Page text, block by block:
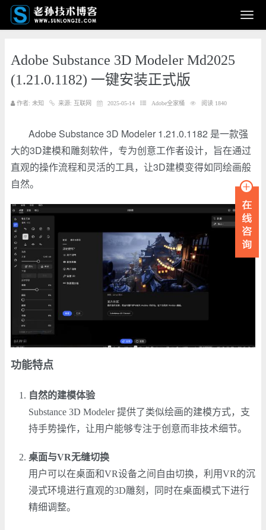
Adobe Substance 3D Modeler Md2025
(1.21.0.1182) 一键安装正式版
作者: 未知 来源: 互联网 2025-05-14 Adobe全家桶 阅读 1840
Adobe Substance 3D Modeler 1.21.0.1182 是一款强
大的3D建模和雕刻软件，专为创意工作者设计，旨在通过
直观的操作流程和灵活的工具，让3D建模变得如同绘画般
自然。
功能特点
自然的建模体验
Substance 3D Modeler 提供了类似绘画的建模方式，支
持手势操作，让用户能够专注于创意而非技术细节。
桌面与VR无缝切换
用户可以在桌面和VR设备之间自由切换，利用VR的沉
浸式环境进行直观的3D雕刻，同时在桌面模式下进行
精细调整。